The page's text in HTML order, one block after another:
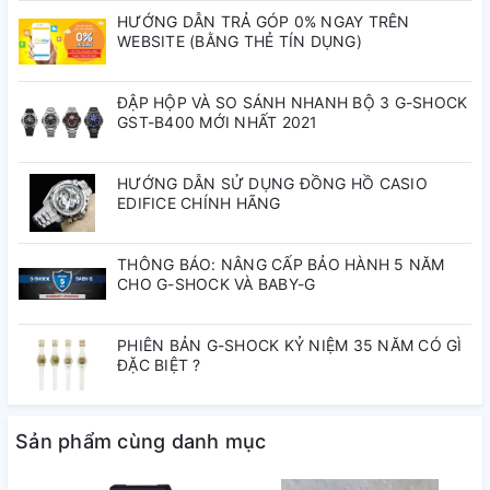
tốc kế 3 trục liên tục theo dõi số
bước của bạn, Đồng hồ đếm ngược
cho phép bạn tạo lên đến 20 bộ
hẹn giờ, mỗi bộ gồm 5 hẹn giờ, bộ
nhớ lên tới 200 bản ghi vòng chạy,
v.v.
Khi liên kết với ứng dụng điện thoại
G-SHOCK Connected, bạn có thể
cấu hình cài đặt cho nhật ký số
bước với 5 mức cường độ tập
luyện, tính calo và mục tiêu số
HƯỚNG DẪN TRẢ GÓP 0% NGAY TRÊN
WEBSITE (BẰNG THẺ TÍN DỤNG)
ĐẬP HỘP VÀ SO SÁNH NHANH BỘ 3 G-SHOCK
GST-B400 MỚI NHẤT 2021
HƯỚNG DẪN SỬ DỤNG ĐỒNG HỒ CASIO
EDIFICE CHÍNH HÃNG
THÔNG BÁO: NÂNG CẤP BẢO HÀNH 5 NĂM
CHO G-SHOCK VÀ BABY-G
PHIÊN BẢN G-SHOCK KỶ NIỆM 35 NĂM CÓ GÌ
ĐẶC BIỆT ?
Sản phẩm cùng danh mục